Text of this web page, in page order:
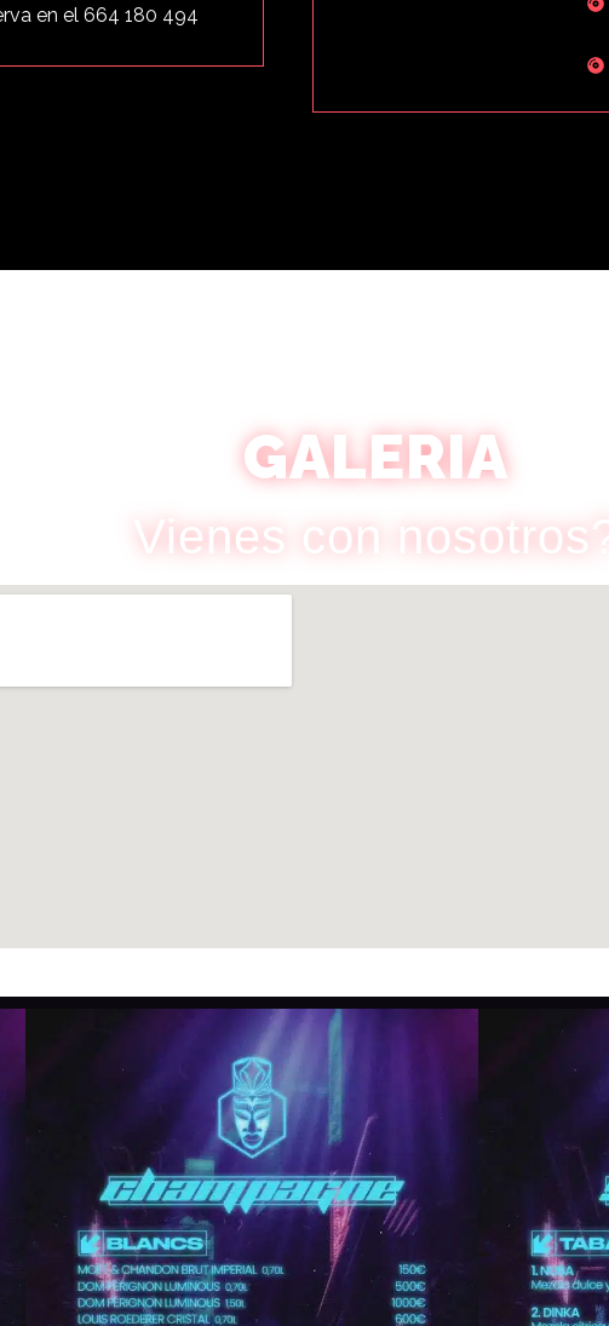
en el 664 180 494
GALERIA
Vienes con nosotros?